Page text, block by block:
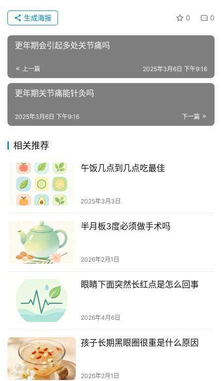
0 0
生成海报
更年期会引起多处关节痛吗
上一篇 2025年3月6日 下午9:16
更年期关节痛能针灸吗
下一篇
2025年3月6日 下午9:16
相关推荐
午饭几点到几点吃最佳
2025年3月3日
半月板3度必须做手术吗
2026年2月1日
眼睛下面突然长红点是怎么回事
2026年4月6日
孩子长期黑眼圈很重是什么原因
2026年2月1日